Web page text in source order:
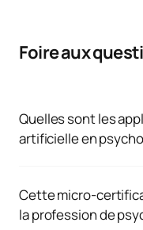
Foire aux
Quelles sont les
artificielle en
psychoéducation,
de ressources
s'inscrire dans le cadre
Cette micro-
la profession de